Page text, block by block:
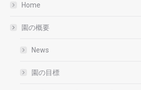
Home
園の概要
News
園の目標